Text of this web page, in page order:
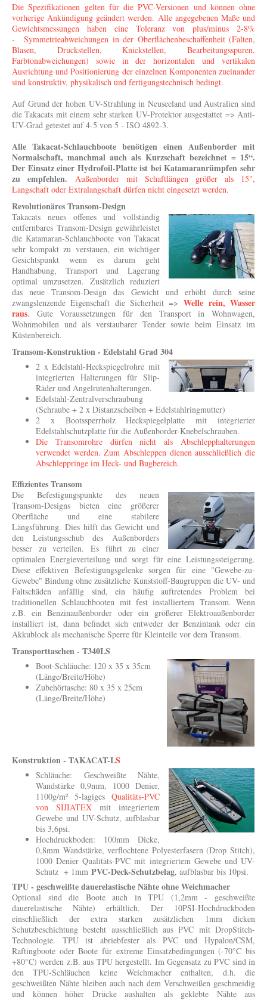
Die Spezifikationen gelten für die PVC-Versionen und können ohne
vorherige Ankündigung geändert werden. Alle angegebenen Maße und
Gewichtsmessungen haben eine Toleranz von plus/minus 2-8%
-
Symmetrieabweichungen in der Oberflächenbeschaffenheit (Falten,
Blasen, Druckstellen, Knickstellen, Bearbeitungsspuren,
Farbtonabweichungen) sowie in der horizontalen und vertikalen
Ausrichtung und Positionierung der einzelnen Komponenten zueinander
sind konstruktiv, physikalisch und fertigungstechnisch bedingt.
Auf Grund der hohen UV-Strahlung in Neuseeland und Australien sind
die Takacats mit einem sehr starken UV-Protektor ausgestattet => Anti-
UV-Grad getestet auf 4-5 von 5 - ISO 4892-3.
Alle Takacat-Schlauchboote benötigen einen Außenborder mit
Normalschaft, manchmal auch als Kurzschaft bezeichnet = 15“.
Der Einsatz einer Hydrofoil-Platte ist bei Katamaranrümpfen sehr
zu empfehlen.
Außenborder mit Schaftlängen größer als 15",
Langschaft oder Extralangschaft dürfen nicht eingesetzt werden.
Revolutionäres Transom-Design
Takacats neues offenes und vollständig
entfernbares Transom-Design gewährleistet
die Katamaran-Schlauchboote von Takacat
sehr kompakt zu verstauen, ein wichtiger
Gesichtspunkt wenn es darum geht
Handhabung, Transport und Lagerung
optimal umzusetzen. Zusätzlich reduziert
das neue Transom-Design das Gewicht und erhöht durch seine
zwangslenzende Eigenschaft die Sicherheit =>Welle rein, Wasser
raus. Gute Voraussetzungen für den Transport in Wohnwagen,
Wohnmobilen und als verstaubarer Tender sowie beim Einsatz im
Küstenbereich.
Transom-Konstruktion - Edelstahl Grad 304
2 x Edelstahl-Heckspiegelrohre mit
integrierten Halterungen für Slip-
Räder und Angelrutenhalterungen.
Edelstahl-Zentralverschraubung
(Schraube + 2 x Distanzscheiben + Edelstahlringmutter)
2 x Bootssperrholz Heckspiegelplatte mit integrierter
Edelstahlschutzplatte für die Außenborder-Knebelschrauben.
Die Transomrohre dürfen nicht als Abschlepphalterungen
verwendet werden. Zum Abschleppen dienen ausschließlich die
Abschleppringe im Heck- und Bugbereich.
Effizientes Transom
Die Befestigungspunkte des neuen
Transom-Designs bieten eine größerer
Oberfläche und eine stabilere
Längsführung. Dies hilft das Gewicht und
den Leistungsschub des Außenborders
besser zu verteilen. Es führt zu einer
optimalen Energieverteilung und sorgt für eine Leistungssteigerung.
Diese effektiven Befestigungsgelenke sorgen für eine "Gewebe-zu-
Gewebe" Bindung ohne zusätzliche Kunststoff-Baugruppen die UV- und
Faltschäden anfällig sind, ein häufig auftretendes Problem bei
traditionellen Schlauchbooten mit fest installiertem Transom. Wenn
z.B. ein Benzinaußenborder oder ein größerer Elektroaußenborder
installiert ist, dann befindet sich entweder der Benzintank oder ein
Akkublock als mechanische Sperre für Kleinteile vor dem Transom.
Transporttaschen - T340LS
Boot-Schläuche: 120 x 35 x 35cm
(Länge/Breite/Höhe)
Zubehörtasche: 80 x 35 x 25cm
(Länge/Breite/Höhe)
Konstruktion - TAKACAT-LS
Schläuche: Geschweißte Nähte,
Wandstärke 0,9mm, 1000 Denier,
1100g/m² 5-lagiges Qualitäts-PVC
von SIJIATEXmit integriertem
Gewebe und UV-Schutz, aufblasbar
bis 3,6psi.
Hochdruckboden: 100mm Dicke,
0,8mm Wandstärke, verflochtene Polyesterfasern (Drop Stitch),
1000 Denier Qualitäts-PVC mit integriertem Gewebe und UV-
Schutz + 1mm PVC-Deck-Schutzbelag, aufblasbar bis 10psi.
TPU - geschweißte dauerelastische Nähte ohne Weichmacher
Optional sind die Boote auch in TPU (1,2mm - geschweißte
dauerelastische Nähte) erhältlich. Der 10PSI-Hochdruckboden
einschließlich der extra starken zusätzlichen 1mm dicken
Schutzbeschichtung besteht ausschließlich aus PVC mit DropStitch-
Technologie. TPU ist abriebfester als PVC und Hypalon/CSM,
Raftingboote oder Boote für extreme Einsatzbedingungen (-70°C bis
+80°C) werden z.B. aus TPU hergestellt. Im Gegensatz zu PVC sind in
den TPU-Schläuchen keine Weichmacher enthalten, d.h. die
geschweißten Nähte bleiben auch nach dem Verschweißen geschmeidig
und können höher Drücke aushalten als geklebte Nähte aus